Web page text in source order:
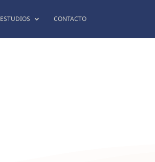
ESTUDIOS CONTACTO